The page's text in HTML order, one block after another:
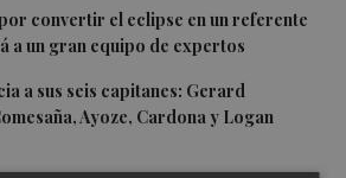
convertir el eclipse en un referente
a un gran equipo de expertos
a sus seis capitanes: Gerard
Ayoze, Cardona y Logan